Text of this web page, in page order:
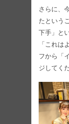
さらに、
たという
下手」と
「これは
フから「
ジしてく